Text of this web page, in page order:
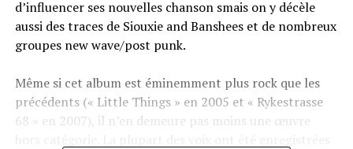
d’influencer ses nouvelles chanson smais on y décèle
aussi des traces de Siouxie and Banshees et de nombreux
groupes new wave/post punk.
Même si cet album est éminemment plus rock que les
précédents (« Little Things » en 2005 et « Rykestrasse
68 » en 2007), il n’en demeure pas moins une œuvre